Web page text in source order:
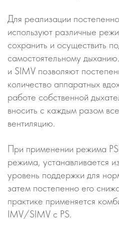
Для реализации
используют различные
сохранить и осуществить
самостоятельному
и SIMV позволяют
количество аппаратных
работе собственной
вносить с каждым разом
вентиляцию.
При применении режима PS
режима, устанавливается
уровень поддержки для
затем постепенно его
практике применяется
IMV/SIMV с PS.